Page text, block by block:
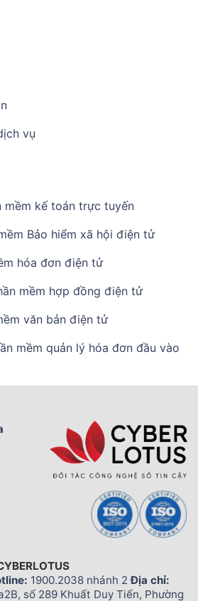
vụ
mềm kế toán trực tuyến
Bảo hiểm xã hội điện tử
hóa đơn điện tử
mềm hợp đồng điện tử
văn bản điện tử
mềm quản lý hóa đơn đầu vào
1900.2038 nhánh 2Địa chỉ:
số 289 Khuất Duy Tiến, Phường